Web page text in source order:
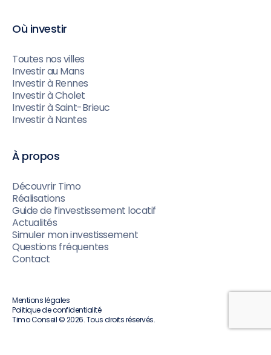
Où investir
Toutes nos villes
Investir au Mans
Investir à Rennes
Investir à Cholet
Investir à Saint-Brieuc
Investir à Nantes
À propos
Découvrir Timo
Réalisations
Guide de l’investissement locatif
Actualités
Simuler mon investissement
Questions fréquentes
Contact
Timo Conseil © 2026. Tous droits réservés.
Mentions légales
Politique de confidentialité